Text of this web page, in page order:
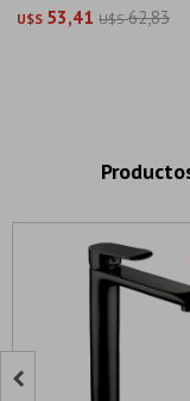
U$S 53,41 U$S 62,83
